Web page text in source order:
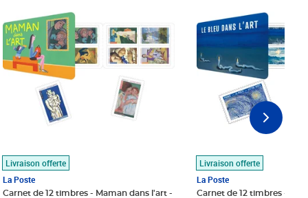
Livraison offerte
La Poste
Carnet de 12 timbres - Maman dans l'art -
Livraison offerte
La Poste
Carnet de 12 timbres - Le